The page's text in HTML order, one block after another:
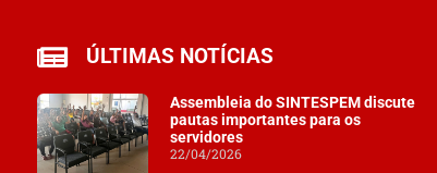
ÚLTIMAS NOTÍCIAS
Assembleia do SINTESPEM discute
pautas importantes para os
servidores
22/04/2026